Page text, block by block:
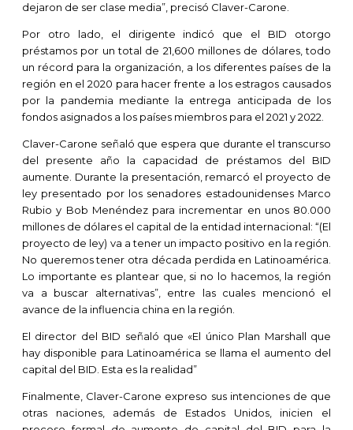
dejaron de ser clase media”, precisó Claver-Carone.
Por otro lado, el dirigente indicó que el BID otorgo
préstamos por un total de 21,600 millones de dólares, todo
un récord para la organización, a los diferentes países de la
región en el 2020 para hacer frente a los estragos causados
por la pandemia mediante la entrega anticipada de los
fondos asignados a los países miembros para el 2021 y 2022.
Claver-Carone señaló que espera que durante el transcurso
del presente año la capacidad de préstamos del BID
aumente. Durante la presentación, remarcó el proyecto de
ley presentado por los senadores estadounidenses Marco
Rubio y Bob Menéndez para incrementar en unos 80.000
millones de dólares el capital de la entidad internacional: “(El
proyecto de ley) va a tener un impacto positivo en la región.
No queremos tener otra década perdida en Latinoamérica.
Lo importante es plantear que, si no lo hacemos, la región
va a buscar alternativas”, entre las cuales mencionó el
avance de la influencia china en la región.
El director del BID señaló que «El único Plan Marshall que
hay disponible para Latinoamérica se llama el aumento del
capital del BID. Esta es la realidad”
Finalmente, Claver-Carone expreso sus intenciones de que
otras naciones, además de Estados Unidos, inicien el